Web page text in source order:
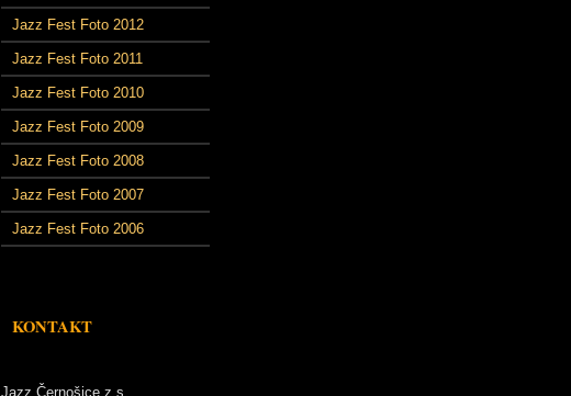
Jazz Fest Foto 2012
Jazz Fest Foto 2011
Jazz Fest Foto 2010
Jazz Fest Foto 2009
Jazz Fest Foto 2008
Jazz Fest Foto 2007
Jazz Fest Foto 2006
KONTAKT
Jazz Černošice z.s.